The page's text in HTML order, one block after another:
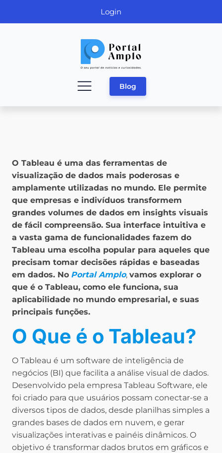
Login
Blog
O Tableau é uma das ferramentas de
visualização de dados mais poderosas e
amplamente utilizadas no mundo. Ele permite
que empresas e indivíduos transformem
grandes volumes de dados em insights visuais
de fácil compreensão. Sua interface intuitiva e
a vasta gama de funcionalidades fazem do
Tableau uma escolha popular para aqueles que
precisam tomar decisões rápidas e baseadas
em dados. No Portal Amplo, vamos explorar o
que é o Tableau, como ele funciona, sua
aplicabilidade no mundo empresarial, e suas
principais funções.
O Que é o Tableau?
O Tableau é um software de inteligência de
negócios (BI) que facilita a análise visual de dados.
Desenvolvido pela empresa Tableau Software, ele
foi criado para que usuários possam conectar-se a
diversos tipos de dados, desde planilhas simples a
grandes bases de dados em nuvem, e gerar
visualizações interativas e painéis dinâmicos. O
objetivo é transformar dados brutos em gráficos e